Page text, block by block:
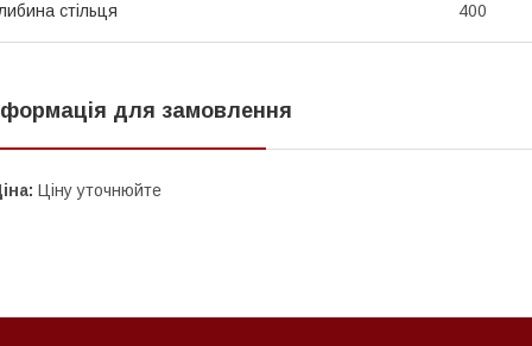
стільця 400
для замовлення
Ціну уточнюйте